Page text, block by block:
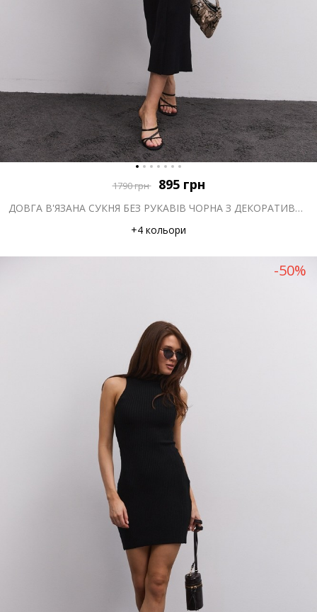
1790грн 895 грн
ДОВГА В'ЯЗАНА СУКНЯ БЕЗ РУКАВІВ ЧОРНА З ДЕКОРАТИВНИМИ ҐУДЗИКАМИ
+4 кольори
-50%